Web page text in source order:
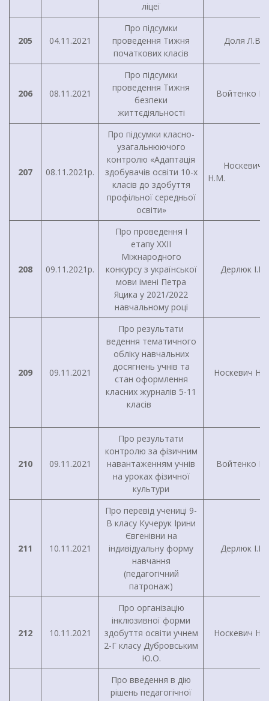
ліцеї
205 04.11.2021
Про підсумки
проведення Тижня
початкових класів
Доля Л.В.
206 08.11.2021
Про підсумки
проведення Тижня
безпеки
життєдіяльності
Войтенко І.Г.
207 08.11.2021р.
Про підсумки класно-
узагальнюючого
контролю «Адаптація
здобувачів освіти 10-х
класів до здобуття
профільної середньої
освіти»
Носкевич
208 09.11.2021р.
Про проведення I
етапу XXII
Міжнародного
конкурсу з української
мови імені Петра
Яцика у 2021/2022
навчальному році
Дерлюк І.В.
209 09.11.2021
Про результати
ведення тематичного
обліку навчальних
досягнень учнів та
стан оформлення
класних журналів 5-11
класів
Носкевич
210 09.11.2021
Про результати
контролю за фізичним
навантаженням учнів
на уроках фізичної
культури
Войтенко І.Г.
211 10.11.2021
Про перевід учениці 9-
В класу Кучерук Ірини
Євгенівни на
індивідуальну форму
навчання
(педагогічний
патронаж)
Дерлюк І.В.
212 10.11.2021
Про організацію
інклюзивної форми
здобуття освіти учнем
2-Г класу Дубровським
Ю.О.
Носкевич
Про введення в дію
рішень педагогічної